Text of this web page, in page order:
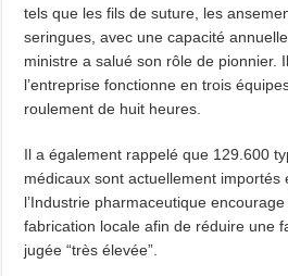
tels que les fils de suture, les
seringues, avec une capacité
ministre a salué son rôle de pionnier.
l’entreprise fonctionne en trois
roulement de huit heures.
Il a également rappelé que 129.600
médicaux sont actuellement importés
l’Industrie pharmaceutique
fabrication locale afin de réduire une
jugée “très élevée”.